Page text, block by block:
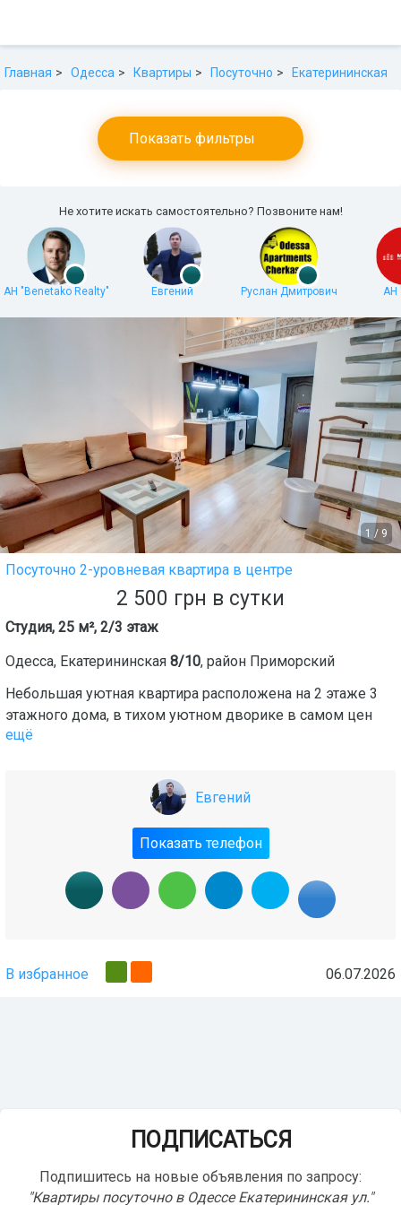
Главная Одесса Квартиры Посуточно Екатерининская
Показать фильтры
Не хотите искать самостоятельно? Позвоните нам!
АН "Benetako Realty" Евгений Руслан Дмитрович АН
1 / 9
Посуточно 2-уровневая квартира в центре
2 500 грн в сутки
Студия, 25 м², 2/3 этаж
Одесса, Екатерининская 8/10, район Приморский
Небольшая уютная квартира расположена на 2 этаже 3
этажного дома, в тихом уютном дворике в самом цен
ещё
Евгений
Показать телефон
В избранное 06.07.2026
ПОДПИСАТЬСЯ
Подпишитесь на новые объявления по запросу:
"Квартиры посуточно в Одессе Екатерининская ул."